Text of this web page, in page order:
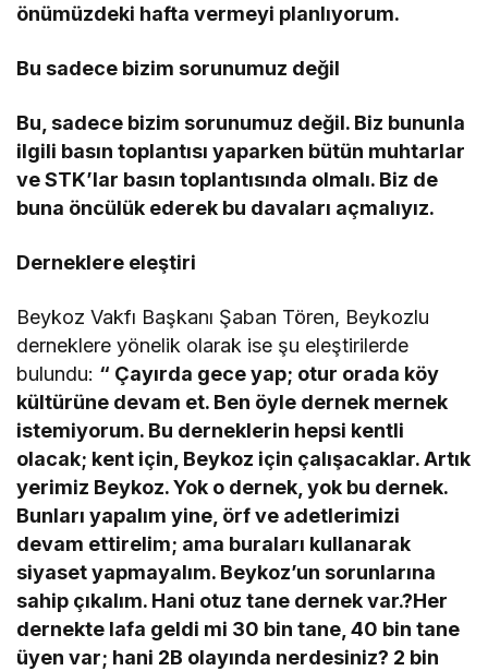
önümüzdeki hafta vermeyi planlıyorum.
Bu sadece bizim sorunumuz değil
Bu, sadece bizim sorunumuz değil. Biz bununla
ilgili basın toplantısı yaparken bütün muhtarlar
ve STK’lar basın toplantısında olmalı. Biz de
buna öncülük ederek bu davaları açmalıyız.
Derneklere eleştiri
Beykoz Vakfı Başkanı Şaban Tören, Beykozlu
derneklere yönelik olarak ise şu eleştirilerde
bulundu: “ Çayırda gece yap; otur orada köy
kültürüne devam et. Ben öyle dernek mernek
istemiyorum. Bu derneklerin hepsi kentli
olacak; kent için, Beykoz için çalışacaklar. Artık
yerimiz Beykoz. Yok o dernek, yok bu dernek.
Bunları yapalım yine, örf ve adetlerimizi
devam ettirelim; ama buraları kullanarak
siyaset yapmayalım. Beykoz’un sorunlarına
sahip çıkalım. Hani otuz tane dernek var.?Her
dernekte lafa geldi mi 30 bin tane, 40 bin tane
üyen var; hani 2B olayında nerdesiniz? 2 bin